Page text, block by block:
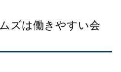
ズは働きやすい会